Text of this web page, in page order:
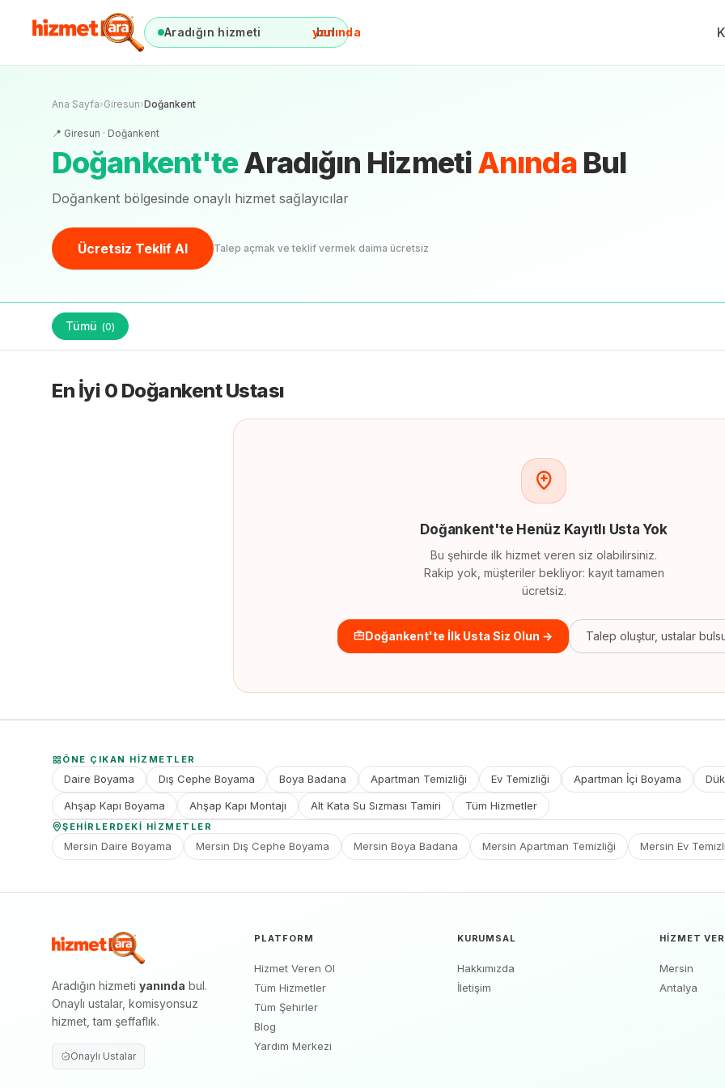
Aradığın hizmeti yanında
bul
Ana Sayfa›Giresun›Doğankent
📍 Giresun · Doğankent
Doğankent'teAradığın HizmetiAnındaBul
Doğankent bölgesinde onaylı hizmet sağlayıcılar
Ücretsiz Teklif Al Talep açmak ve teklif vermek daima ücretsiz
Tümü (0)
En İyi 0 Doğankent Ustası
Doğankent'te Henüz Kayıtlı Usta Yok
Bu şehirde ilk hizmet veren siz olabilirsiniz.
Rakip yok, müşteriler bekliyor: kayıt tamamen
ücretsiz.
Doğankent'te İlk Usta Siz Olun → Talep oluştur, ustalar
ÖNE ÇIKAN HIZMETLER
Daire Boyama Dış Cephe Boyama Boya Badana Apartman Temizliği Ev Temizliği Apartman İçi Boyama
Ahşap Kapı Boyama Ahşap Kapı Montajı Alt Kata Su Sızması Tamiri Tüm Hizmetler
ŞEHIRLERDEKI HIZMETLER
Mersin Daire Boyama Mersin Dış Cephe Boyama Mersin Boya Badana Mersin Apartman Temizliği Mersin Ev
Aradığın hizmeti yanında bul.
Onaylı ustalar, komisyonsuz
hizmet, tam şeffaflık.
Onaylı Ustalar
PLATFORM
Hizmet Veren Ol
Tüm Hizmetler
Tüm Şehirler
Blog
Yardım Merkezi
KURUMSAL
Hakkımızda
İletişim
HIZMET
Mersin
Antalya